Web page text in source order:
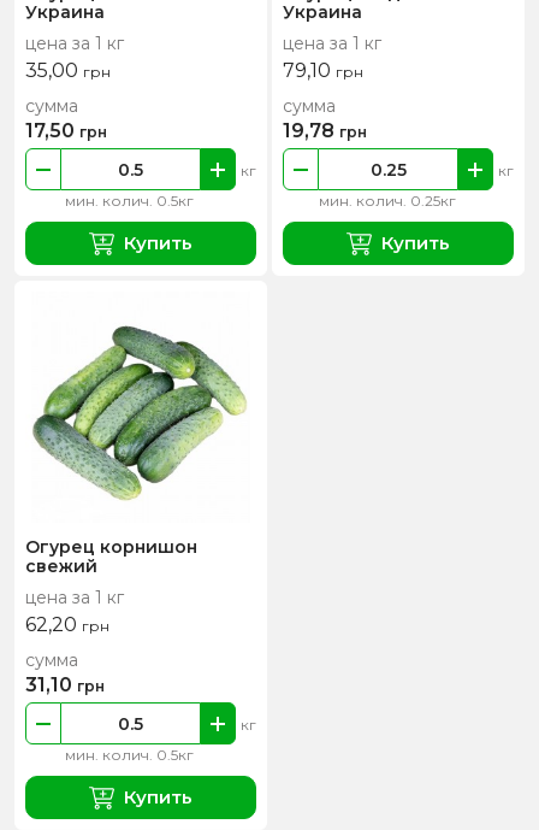
Украина
цена за 1 кг
35,00 грн
мин. колич. 0.5кг
кг
сумма
17,50 грн
Купить
Украина
цена за 1 кг
79,10 грн
мин. колич. 0.25кг
кг
сумма
19,78 грн
Купить
Огурец корнишон
свежий
цена за 1 кг
62,20 грн
мин. колич. 0.5кг
кг
сумма
31,10 грн
Купить